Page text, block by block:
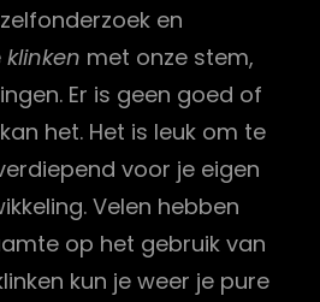
en
klinken met onze stem,
Er is geen goed of
het. Het is leuk om te
voor je eigen
Velen hebben
op het gebruik van
kun je weer je pure